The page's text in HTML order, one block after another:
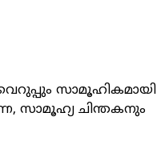
സാമൂഹികമായി
സാമൂഹ്യ ചിന്തകനും